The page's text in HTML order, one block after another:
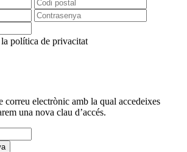
política de privacitat
correu electrònic amb la qual accedeixes
una nova clau d’accés.